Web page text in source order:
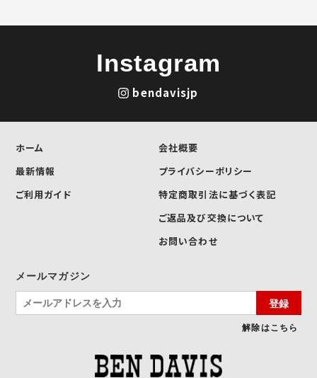
Instagram
bendavisjp
ホーム
最新情報
ご利用ガイド
会社概要
プライバシーポリシー
特定商取引法に基づく表記
ご返品及び交換について
お問い合わせ
メールマガジン
登録
解除はこちら